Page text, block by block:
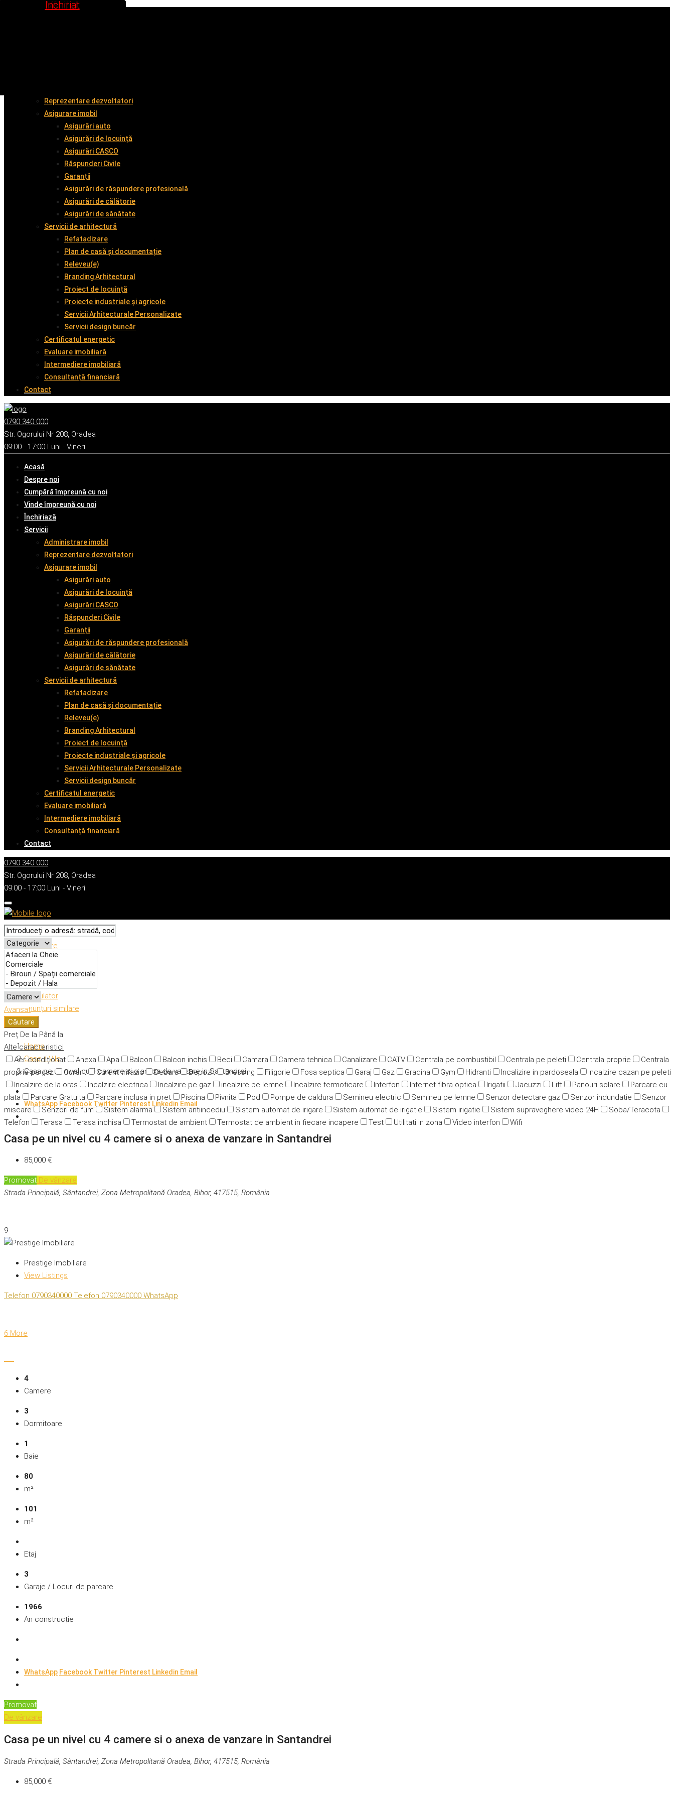
Reprezentare dezvoltatori
Asigurare imobil
Asigurări auto
Asigurări de locuință
Asigurări CASCO
Răspunderi Civile
Garanții
Asigurări de răspundere profesională
Asigurări de călătorie
Asigurări de sănătate
Servicii de arhitectură
Refatadizare
Plan de casă și documentație
Releveu(e)
Branding Arhitectural
Proiect de locuință
Proiecte industriale și agricole
Servicii Arhitecturale Personalizate
Servicii design buncăr
Certificatul energetic
Evaluare imobiliară
Intermediere imobiliară
Consultanță financiară
Contact
0790 340 000
Str. Ogorului Nr 208, Oradea
09:00 - 17:00 Luni - Vineri
Acasă
Despre noi
Cumpără împreună cu noi
Vinde împreună cu noi
Închiriază
Servicii
Administrare imobil
Reprezentare dezvoltatori
Asigurare imobil
Asigurări auto
Asigurări de locuință
Asigurări CASCO
Răspunderi Civile
Garanții
Asigurări de răspundere profesională
Asigurări de călătorie
Asigurări de sănătate
Servicii de arhitectură
Refatadizare
Plan de casă și documentație
Releveu(e)
Branding Arhitectural
Proiect de locuință
Proiecte industriale și agricole
Servicii Arhitecturale Personalizate
Servicii design buncăr
Certificatul energetic
Evaluare imobiliară
Intermediere imobiliară
Consultanță financiară
Contact
0790 340 000
Str. Ogorului Nr 208, Oradea
09:00 - 17:00 Luni - Vineri
Avansat
Căutare
Preț De la Până la
Alte caracteristici
Aer condiționat
Anexa Apa Balcon Balcon inchis Beci Camara Camera tehnica Canalizare CATV Centrala pe combustibil Centrala pe peleti Centrala proprie
Centrala
proprie pe gaz
Curent Curent trifazic Debara Depozit Dressing Filigorie Fosa septica Garaj Gaz Gradina Gym Hidranti Incalizire in pardoseala
Incalzire cazan pe peleti
Incalzire de la oras
Incalzire electrica Incalzire pe gaz incalzire pe lemne Incalzire termoficare Interfon Internet fibra optica Irigatii Jacuzzi Lift Panouri solare
Parcare cu
plata
Parcare Gratuita Parcare inclusa in pret Piscina Pivnita Pod Pompe de caldura Semineu electric Semineu pe lemne Senzor detectare gaz Senzor indundatie
Senzor
miscare
Senzori de fum Sistem alarma Sistem antiincediu Sistem automat de irigare Sistem automat de irigatie Sistem irigatie Sistem supraveghere video 24H
Soba/Teracota
Telefon
Terasa Terasa inchisa Termostat de ambient Termostat de ambient in fiecare incapere Test Utilitati in zona Video interfon Wifi
Descriere
Caracteristici
Adresă
Detalii
Calculator
Anunțuri similare
Home
Case / Vile
Casa pe un nivel cu 4 camere si o anexa de vanzare in Santandrei
WhatsApp Facebook Twitter Pinterest Linkedin Email
Casa pe un nivel cu 4 camere si o anexa de vanzare in Santandrei
85,000 €
Promovat De vânzare
Vândut
Strada Principală, Sântandrei, Zona Metropolitană Oradea, Bihor, 417515, România
9
Prestige Imobiliare
View Listings
Telefon 0790340000 Telefon 0790340000 WhatsApp
6 More
4
Camere
3
Dormitoare
1
Baie
80
m²
101
m²
Etaj
3
Garaje / Locuri de parcare
1966
An construcție
WhatsApp FacebookTwitter Pinterest Linkedin Email
Promovat
De vânzare
Vândut
Casa pe un nivel cu 4 camere si o anexa de vanzare in Santandrei
Strada Principală, Sântandrei, Zona Metropolitană Oradea, Bihor, 417515, România
85,000 €
Vândut
Vândut
Vândut
Vândut
Inchiriat
Inchiriat